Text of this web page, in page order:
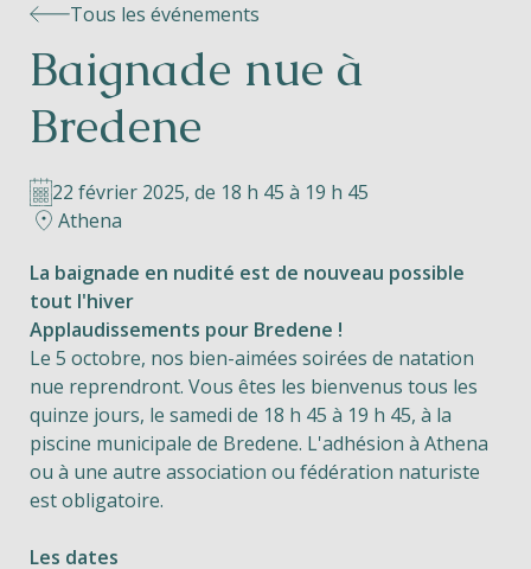
Le Perron
Helios
Contact
FR NL EN
Apple App Store
Tous les événements
Baignade nue à
Bredene
22 février 2025, de 18 h 45 à 19 h 45
Athena
La baignade en nudité est de nouveau possible
tout l'hiver
Applaudissements pour Bredene !
Le 5 octobre, nos bien-aimées soirées de natation
nue reprendront. Vous êtes les bienvenus tous les
quinze jours, le samedi de 18 h 45 à 19 h 45, à la
piscine municipale de Bredene. L'adhésion à Athena
ou à une autre association ou fédération naturiste
est obligatoire.
Les dates